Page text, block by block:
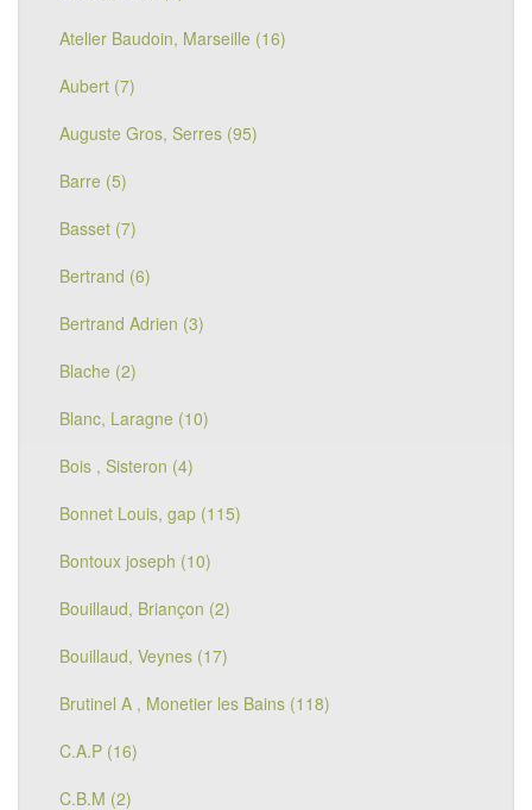
Atelier Baudoin, Marseille (16)
Aubert (7)
Auguste Gros, Serres (95)
Barre (5)
Basset (7)
Bertrand (6)
Bertrand Adrien (3)
Blache (2)
Blanc, Laragne (10)
Bois , Sisteron (4)
Bonnet Louis, gap (115)
Bontoux joseph (10)
Bouillaud, Briançon (2)
Bouillaud, Veynes (17)
Brutinel A , Monetier les Bains (118)
C.A.P (16)
C.B.M (2)